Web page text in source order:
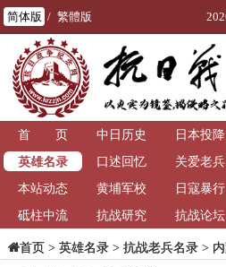
简体版 / 繁體版
首 页 中日历史 日本投降
英雄名录
口述回忆 关爱老兵
本站动态
黄埔军校 日寇暴行
砥柱中流
抗战研究 抗战论坛
首页> 英雄名录> 抗战老兵名录>